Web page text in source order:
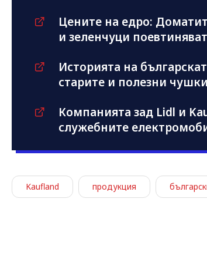
Цените на едро:
и зеленчуци поевтиняват
Историята на
старите и полезни
Компанията зад Lidl и
служебните
Kaufland продукция